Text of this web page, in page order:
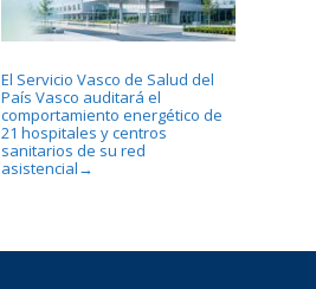
El Servicio Vasco de Salud del
País Vasco auditará el
comportamiento energético de
21 hospitales y centros
sanitarios de su red
asistencial →